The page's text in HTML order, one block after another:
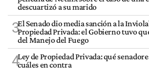
descuartizó a su marido
3El Senado dio media sanción a la
Propiedad Privada: el Gobierno tuvo
del Manejo del Fuego
4Ley de Propiedad Privada: qué
cuáles en contra